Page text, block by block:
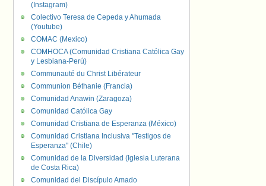
(Instagram)
Colectivo Teresa de Cepeda y Ahumada
(Youtube)
COMAC (Mexico)
COMHOCA (Comunidad Cristiana Católica Gay
y Lesbiana-Perú)
Communauté du Christ Libérateur
Communion Béthanie (Francia)
Comunidad Anawin (Zaragoza)
Comunidad Católica Gay
Comunidad Cristiana de Esperanza (México)
Comunidad Cristiana Inclusiva "Testigos de
Esperanza" (Chile)
Comunidad de la Diversidad (Iglesia Luterana
de Costa Rica)
Comunidad del Discípulo Amado